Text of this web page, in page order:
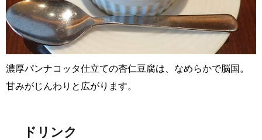
濃厚パンナコッタ仕立ての杏仁豆腐は、なめらかで脳国。
甘みがじんわりと広がります。
ドリンク